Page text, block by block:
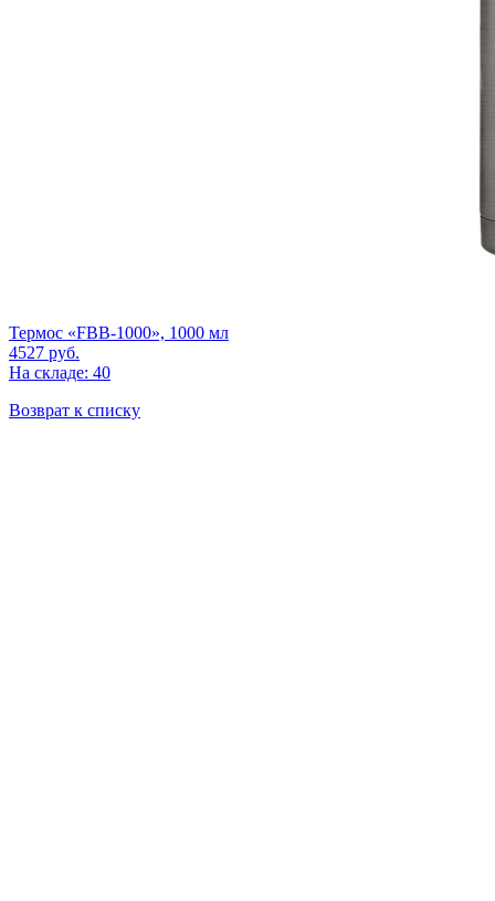
Термос «FBB-1000», 1000 мл
4527 руб.
На складе: 40
Возврат к списку